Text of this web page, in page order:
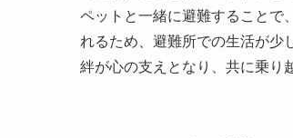
ペットと一緒に避難することで
れるため、避難所での生活が少
絆が心の支えとなり、共に乗り